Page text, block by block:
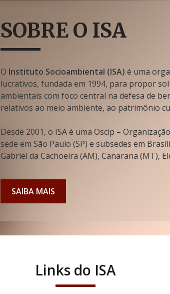
SOBRE O ISA
O Instituto Socioambiental (ISA) é uma
lucrativos, fundada em 1994, para propor
ambientais com foco central na defesa de
relativos ao meio ambiente, ao patrimônio
Desde 2001, o ISA é uma Oscip –
sede em São Paulo (SP) e subsedes em
Gabriel da Cachoeira (AM), Canarana (MT),
SAIBA MAIS
Links do ISA